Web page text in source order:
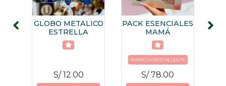
GLOBO METALICO
ESTRELLA
S/ 12.00
PACK ESENCIALES
MAMÁ
MARACUYADETALLES.PE
S/ 78.00